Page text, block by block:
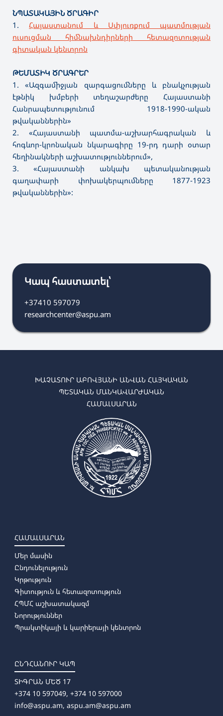
ՆՊԱՏԱԿԱՅԻՆ ԾՐԱԳԻՐ
1.Հայաստանում և Սփյուռքում պատմության
ուսուցման հիմնախնդիրների հետազոտության
գիտական կենտրոն
ԹԵՄԱՏԻԿ ԾՐԱԳՐԵՐ
1. «Ազգամիջյան զարգացումները և բնակչության
էթնիկ խմբերի տեղաշարժերը Հայաստանի
Հանրապետությունում 1918-1990-ական
թվականներին»
2. «Հայաստանի պատմա-աշխարհագրական և
հոգևոր-կրոնական նկարագիրը 19-րդ դարի օտար
հեղինակների աշխատություններում»,
3. «Հայաստանի անկախ պետականության
գաղափարի փոխակերպումները 1877-1923
թվականներին»:
Կապ հաստատել՝
+37410 597079
researchcenter@aspu.am
ԽԱՉԱՏՈՒՐ ԱԲՈՎՅԱՆԻ ԱՆՎԱՆ ՀԱՅԿԱԿԱՆ
ՊԵՏԱԿԱՆ ՄԱՆԿԱՎԱՐԺԱԿԱՆ
ՀԱՄԱԼՍԱՐԱՆ
ՀԱՄԱԼՍԱՐԱՆ
Մեր մասին
Ընդունելություն
Կրթություն
Գիտություն և հետազոտություն
ՀՊՄՀ աշխատակազմ
Նորություններ
Պրակտիկայի և կարիերայի կենտրոն
ԸՆԴՀԱՆՈՒՐ ԿԱՊ
ՏԻԳՐԱՆ ՄԵԾ 17
+374 10 597049, +374 10 597000
info@aspu.am, aspu.am@aspu.am